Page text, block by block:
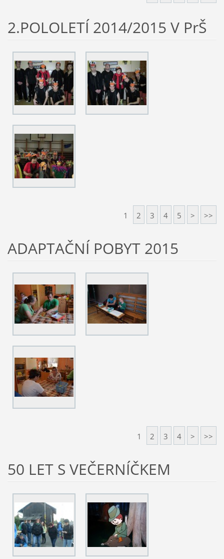
2.POLOLETÍ 2014/2015 V PrŠ
1 2 3 4 5 > >>
ADAPTAČNÍ POBYT 2015
1 2 3 4 > >>
50 LET S VEČERNÍČKEM